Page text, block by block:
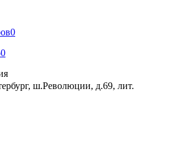
0
ш.Революции, д.69, лит.